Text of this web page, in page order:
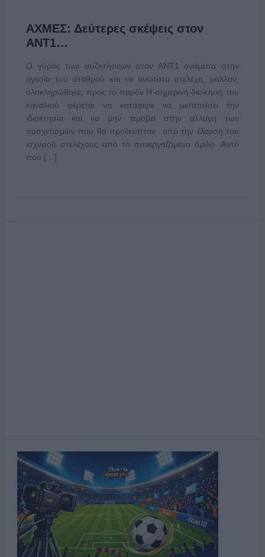
ΑΧΜΕΣ: Δεύτερες σκέψεις στον
ΑΝΤ1…
Ο γύρος των συζητήσεων στον ΑΝΤ1 ανάμεσα στην
ηγεσία του σταθμού και τα ανώτατα στελέχη, μάλλον,
ολοκληρώθηκε, προς το παρόν Η σημερινή διοίκηση του
καναλιού φέρεται να κατάφερε να μεταπείσει την
ιδιοκτησία και να μην προβεί στην αλλαγή των
συσχετισμών που θα προέκυπταν από την έλευση του
ισχυρού στελέχους από το συνεργαζόμενο όμιλο. Αυτό
που […]